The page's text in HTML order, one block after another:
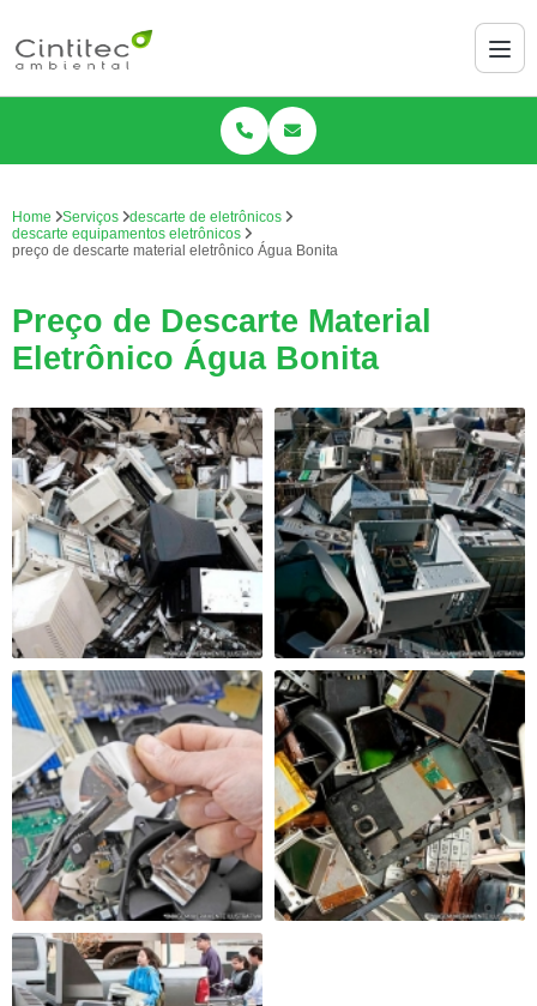
Home Serviços
descarte de eletrônicos
descarte equipamentos eletrônicos
preço de descarte material eletrônico Água Bonita
Preço de Descarte Material
Eletrônico Água Bonita